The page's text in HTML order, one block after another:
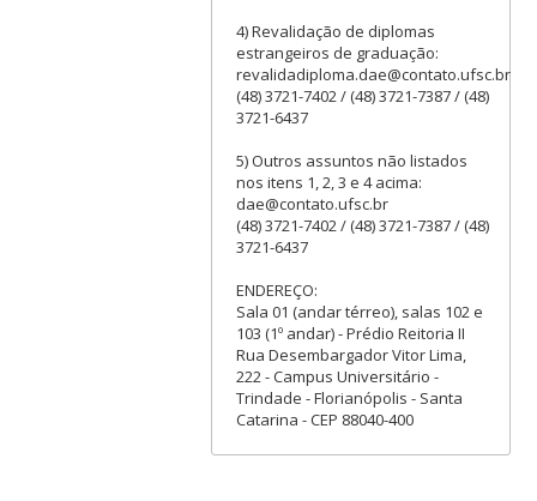
4) Revalidação de diplomas
estrangeiros de graduação:
revalidadiploma.dae@contato.ufsc.br
(48) 3721-7402 / (48) 3721-7387 / (48)
3721-6437
5) Outros assuntos não listados
nos itens 1, 2, 3 e 4 acima:
dae@contato.ufsc.br
(48) 3721-7402 / (48) 3721-7387 / (48)
3721-6437
ENDEREÇO:
Sala 01 (andar térreo), salas 102 e
103 (1º andar) - Prédio Reitoria II
Rua Desembargador Vitor Lima,
222 - Campus Universitário -
Trindade - Florianópolis - Santa
Catarina - CEP 88040-400